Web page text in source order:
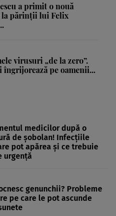
a primit o nouă
la părinții lui Felix
virusuri „de la zero”.
îngrijorează pe oamenii...
medicilor după o
de șobolan! Infecțiile
pot apărea și ce trebuie
urgență
genunchii? Probleme
pe care le pot ascunde